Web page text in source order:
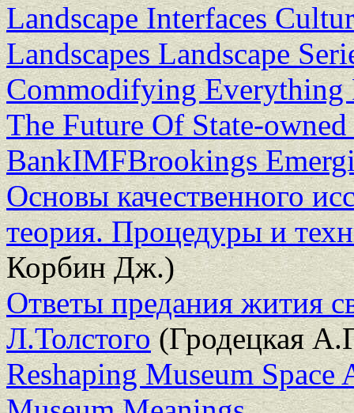
Landscape Interfaces
Landscapes Landscape
Commodifying Everything
The Future Of State-
BankIMFBrookings
Основы качественного
теория. Процедуры и
Корбин Дж.)
Ответы предания жития
Л.Толстого(Гродецкая
Reshaping Museum